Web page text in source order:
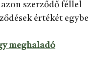
szerződő féllel
értékét egybe
meghaladó